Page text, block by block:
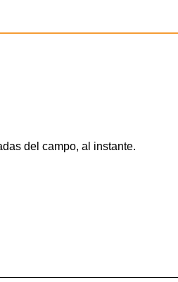
del campo, al instante.